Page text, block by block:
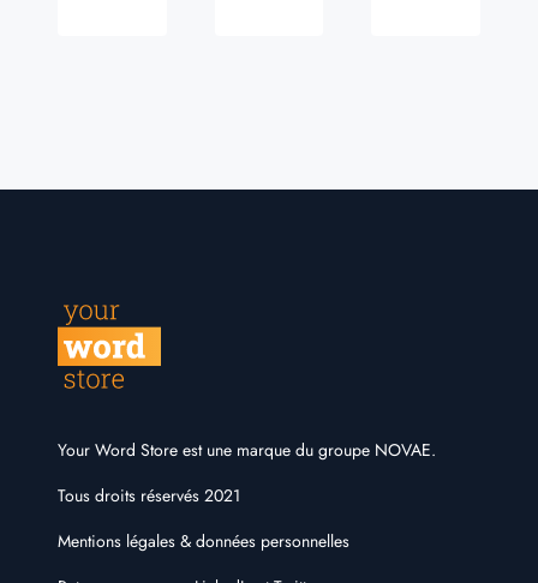
Your Word Store est une marque du groupe NOVAE.
Tous droits réservés 2021
Mentions légales & données personnelles